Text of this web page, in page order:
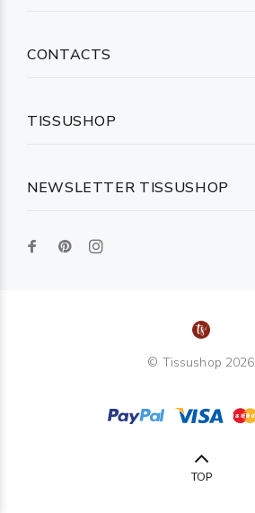
NEWSLETTER TISSUSHOP
CONTACTS
TISSUSHOP
© Tissushop 2026
TOP